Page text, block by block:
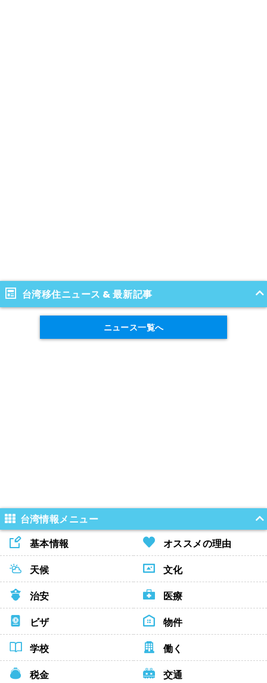
台湾移住ニュース & 最新記事
ニュース一覧へ
台湾情報メニュー
基本情報
オススメの理由
天候
文化
治安
医療
ビザ
物件
学校
働く
税金
交通